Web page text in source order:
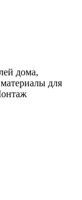
дома,
для